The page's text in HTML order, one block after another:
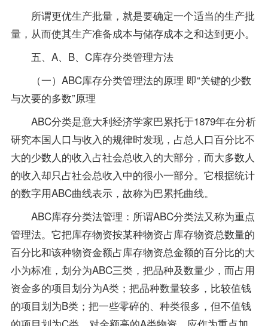
所谓更优生产批量，就是要确定一个适当的生产批
量，从而使其生产准备成本与储存成本之和达到更小。
五、A、B、C库存分类管理方法
（一）ABC库存分类管理法的原理 即“关键的少数
与次要的多数”原理
ABC分类是意大利经济学家巴累托于1879年在分析
研究本国人口与收入的规律时发现，占总人口百分比不
大的少数人的收入占社会总收入的大部分，而大多数人
的收入却只占社会总收入中的很小一部分。它根据统计
的数字用ABC曲线表示，故称为巴累托曲线。
ABC库存分类法管理：所谓ABC分类法又称为重点
管理法。它把库存物资按某种物资占库存物资总数量的
百分比和该种物资金额占库存物资总金额的百分比的大
小为标准，划分为ABC三类，把品种及数量少，而占用
资金多的项目划分为A类；把品种数量较多，比较值钱
的项目划为B类；把一些零碎的、种类很多，但不值钱